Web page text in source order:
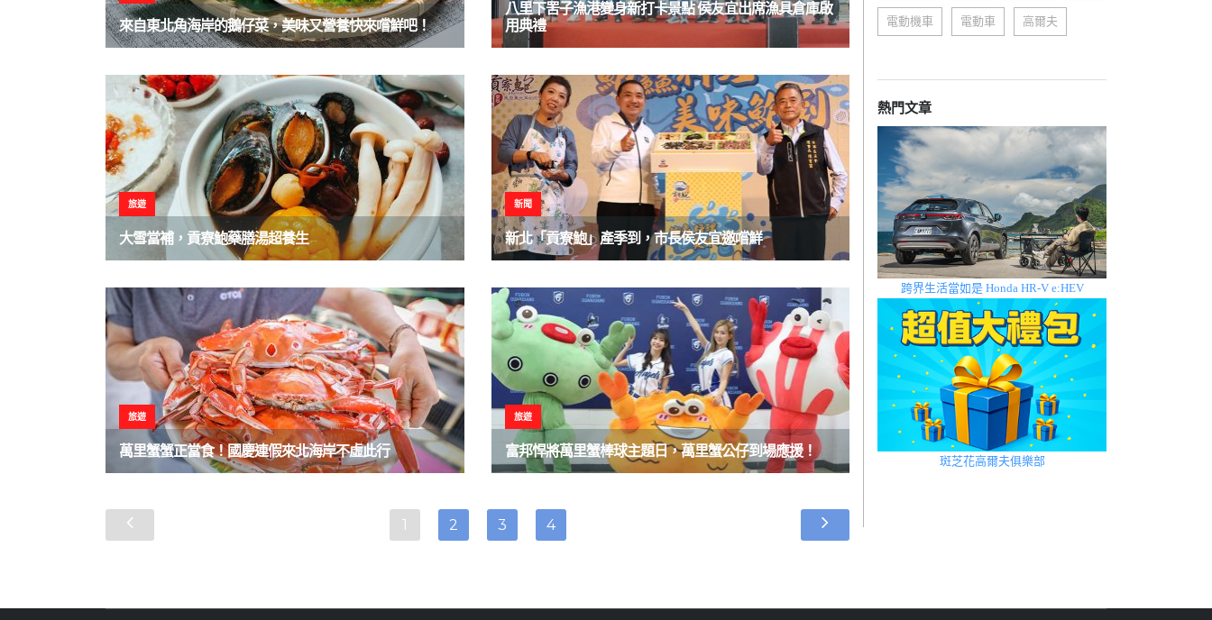
來自東北角海岸的鵝仔菜，美味又營養快來嚐鮮吧！
八里下罟子漁港變身新打卡景點 侯友宜出席漁具倉庫啟
用典禮
旅遊
大雪當補，貢寮鮑藥膳湯超養生
新聞
新北「貢寮鮑」產季到，市長侯友宜邀嚐鮮
旅遊
萬里蟹蟹正當食！國慶連假來北海岸不虛此行
旅遊
富邦悍將萬里蟹棒球主題日，萬里蟹公仔到場應援！
1 2 3 4
電動機車 電動車 高爾夫
熱門文章
跨界生活當如是 Honda HR-V e:HEV
斑芝花高爾夫俱樂部